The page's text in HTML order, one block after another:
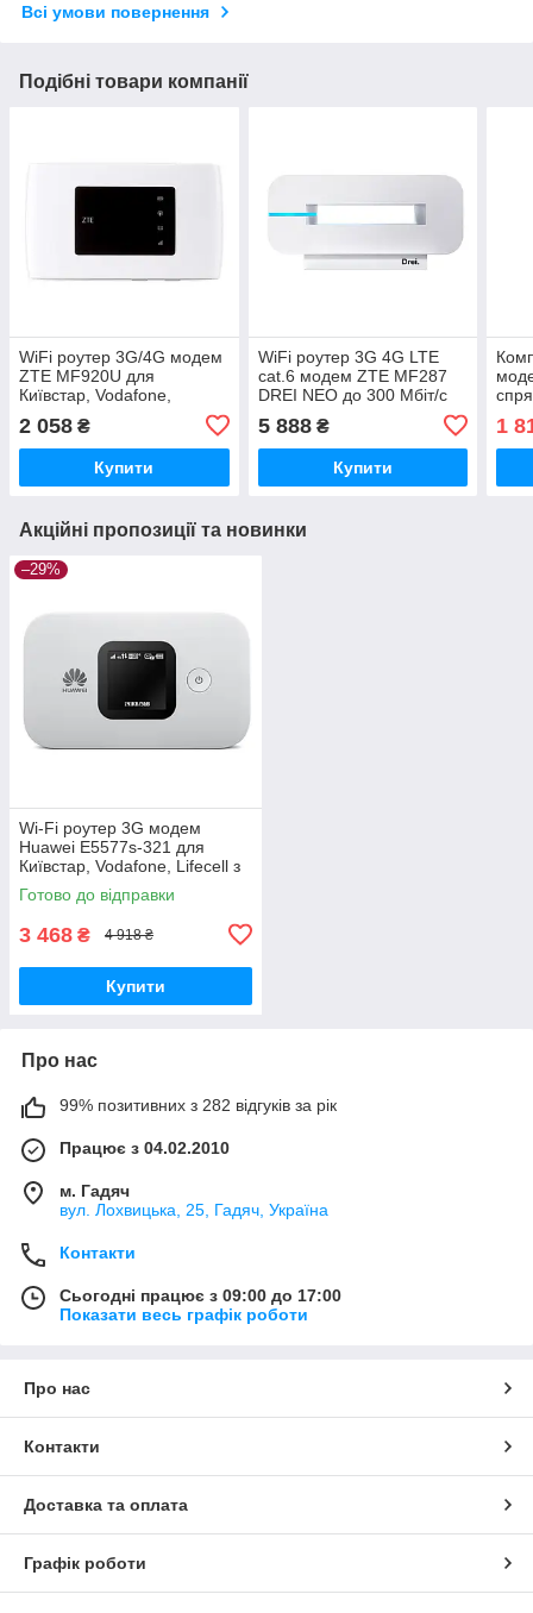
Всі умови повернення
Подібні товари компанії
WiFi роутер 3G/4G модем
ZTE MF920U для
Київстар, Vodafone,
блоком
2 058 ₴
Купити
WiFi роутер 3G 4G LTE
cat.6 модем ZTE MF287
DREI NEO до 300 Мбіт/с
Lifecell
5 888₴
Купити
1
Акційні пропозиції та новинки
–29%
Wi-Fi роутер 3G модем
Huawei E5577s-321 для
Київстар, Vodafone, Lifecell з
новою батареєю, Б/В
Готово до відправки
3 468 ₴ 4 918 ₴
Купити
Про нас
99% позитивних з 282 відгуків за рік
Працює з 04.02.2010
м. Гадяч
вул. Лохвицька, 25, Гадяч, Україна
Контакти
Сьогодні працює з 09:00 до 17:00
Показати весь графік роботи
Про нас
Контакти
Доставка та оплата
Графік роботи